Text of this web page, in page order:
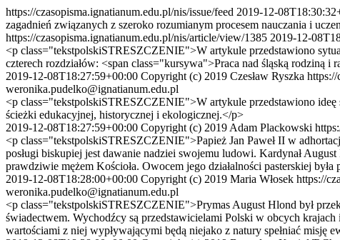
https://czasopisma.ignatianum.edu.pl/nis/issue/feed 2019-12-
zagadnień związanych z szeroko rozumianym procesem nauczania i
https://czasopisma.ignatianum.edu.pl/nis/article/view/1385 2019-12-
<p class="tekstpolskiSTRESZCZENIE">W artykule przedstawiono
czterech rozdziałów: <span class="kursywa">Praca nad śląską rodziną
2019-12-08T18:27:59+00:00 Copyright (c) 2019 Czesław Ryszka
weronika.pudelko@ignatianum.edu.pl
<p class="tekstpolskiSTRESZCZENIE">W artykule przedstawiono ideę
ścieżki edukacyjnej, historycznej i ekologicznej.</p>
2019-12-08T18:27:59+00:00 Copyright (c) 2019 Adam Plackowski
<p class="tekstpolskiSTRESZCZENIE">Papież Jan Paweł II w
posługi biskupiej jest dawanie nadziei swojemu ludowi. Kardynał
prawdziwie mężem Kościoła. Owocem jego działalności pasterskiej
2019-12-08T18:28:00+00:00 Copyright (c) 2019 Maria Włosek https://
weronika.pudelko@ignatianum.edu.pl
<p class="tekstpolskiSTRESZCZENIE">Prymas August Hlond był
świadectwem. Wychodźcy są przedstawicielami Polski w obcych
wartościami z niej wypływającymi będą niejako z natury spełniać misję